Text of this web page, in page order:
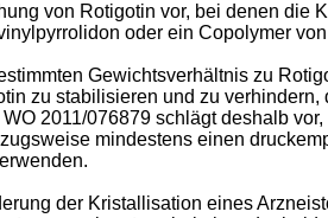
von Rotigotin vor, bei denen die
oder ein Copolymer
Gewichtsverhältnis zu
zu stabilisieren und zu
WO 2011/076879 schlägt deshalb
mindestens einen
der Kristallisation eines